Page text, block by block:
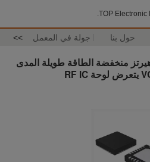
TOP Electronic
حول بنا جولة في المعمل >>
إلى 1020 ميغاهيرتز منخفضة الطاقة طويلة المدى